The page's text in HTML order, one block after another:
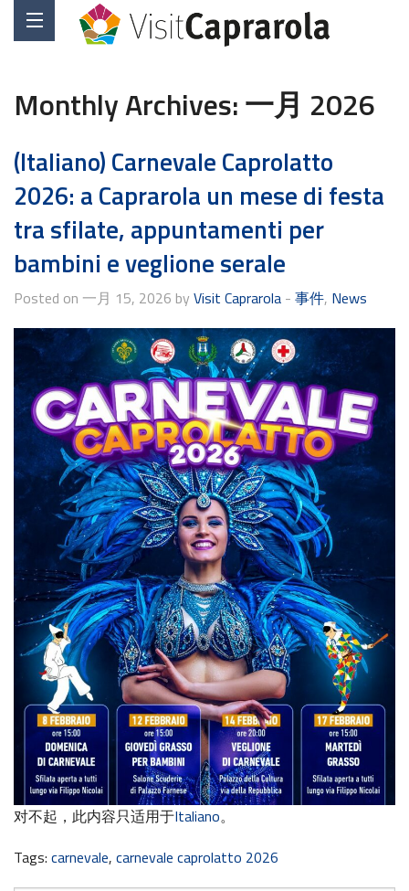
Monthly Archives:一月 2026
(Italiano) Carnevale Caprolatto
2026: a Caprarola un mese di festa
tra sfilate, appuntamenti per
bambini e veglione serale
Posted on 一月 15, 2026 by Visit Caprarola - 事件, News
对不起，此内容只适用于Italiano。
Tags: carnevale, carnevale caprolatto 2026